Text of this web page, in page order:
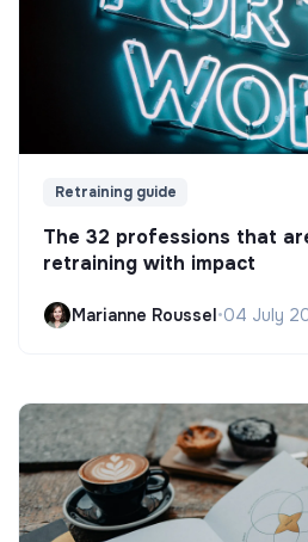
Retraining guide
The 32 professions that
retraining with impact
Marianne Roussel•04 July